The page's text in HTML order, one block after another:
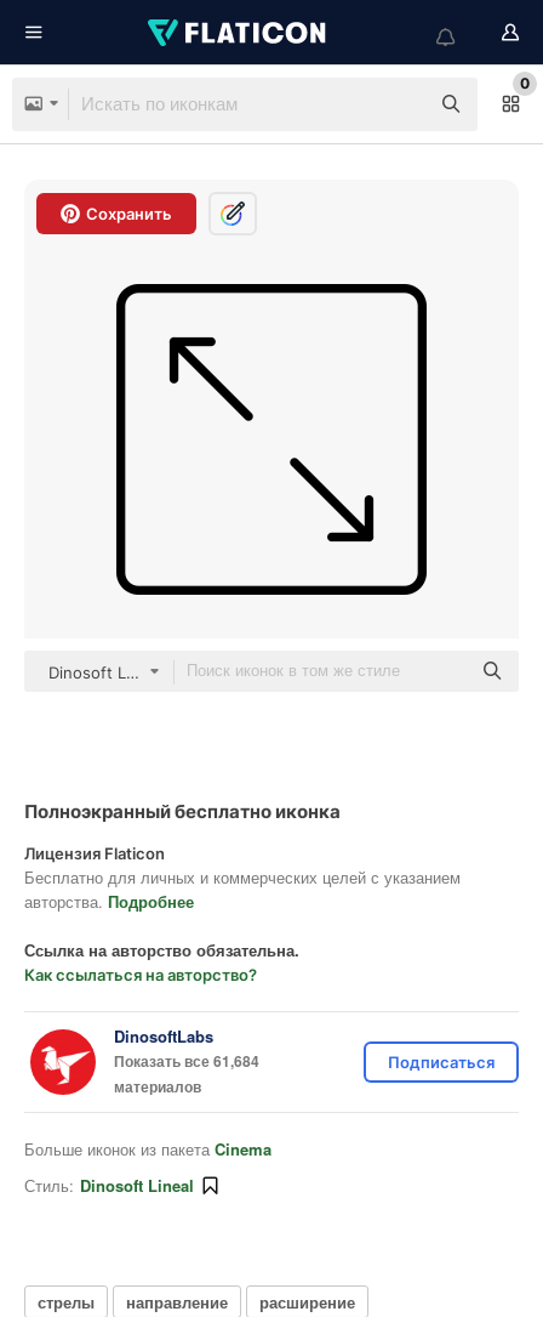
0
Сохранить
Dinosoft Lineal
Полноэкранный бесплатно иконка
Лицензия Flaticon
Бесплатно для личных и коммерческих целей с указанием
авторства. Подробнее
Ссылка на авторство обязательна.
Как ссылаться на авторство?
DinosoftLabs
Показать все 61,684
материалов
Подписаться
Больше иконок из пакета Cinema
Стиль: Dinosoft Lineal
стрелы направление
расширение